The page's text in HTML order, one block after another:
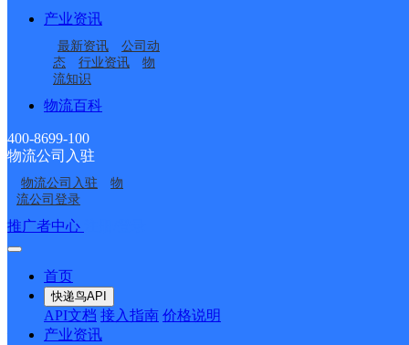
产业资讯
最新资讯
公司动
态
行业资讯
物
流知识
物流百科
400-8699-100
物流公司入驻
物流公司入驻
物
流公司登录
推广者中心
首页
快递鸟API
API文档 接入指南 价格说明
产业资讯
武平县民主乡合作点
ID15725
武平县桃溪镇合作点
ID15728
武平县永平镇合作点
ID6186
龙岩武平县城厢镇网点
武平县大禾镇合作点
ID15731
武平县湘店乡合作点
接口API
API接口 DEMO下载
关于我们